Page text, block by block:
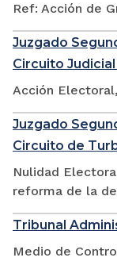
Ref: Acción de
Juzgado
Circuito
Acción
Juzgado
Circuito de
Nulidad
reforma de la
Tribunal
Medio de